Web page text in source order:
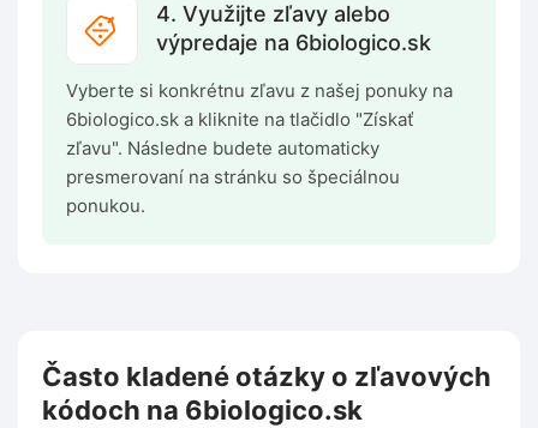
4. Využijte zľavy alebo
výpredaje na 6biologico.sk
Vyberte si konkrétnu zľavu z našej ponuky na
6biologico.sk a kliknite na tlačidlo "Získať
zľavu". Následne budete automaticky
presmerovaní na stránku so špeciálnou
ponukou.
Často kladené otázky o zľavových
kódoch na 6biologico.sk